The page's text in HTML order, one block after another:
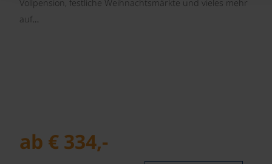
Vollpension, festliche Weihnachtsmärkte und vieles mehr
auf…
ab € 334,-